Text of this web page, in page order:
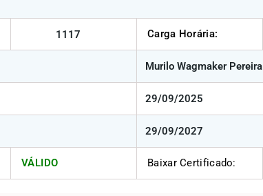
1117 Carga Horária:
Murilo Wagmaker Pereira
29/09/2025
29/09/2027
VÁLIDO Baixar Certificado: